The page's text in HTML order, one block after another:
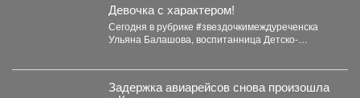
Девочка с характером!
Сегодня в рубрике #звездочкимеждуреченска
Ульяна Балашова, воспитанница Детско-
Задержка авиарейсов снова произошла